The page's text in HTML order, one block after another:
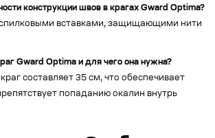
конструкции швов в крагах Gward Optima?
вставками, защищающими нити
Gward Optima и для чего она нужна?
составляет 35 см, что обеспечивает
попаданию окалин внутрь